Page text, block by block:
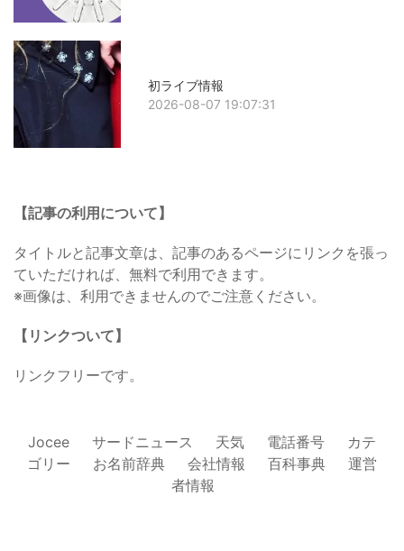
初ライブ情報
2026-08-07 19:07:31
【記事の利用について】
タイトルと記事文章は、記事のあるページにリンクを張っ
ていただければ、無料で利用できます。
※画像は、利用できませんのでご注意ください。
【リンクついて】
リンクフリーです。
Jocee サードニュース 天気 電話番号
カテ
ゴリー
お名前辞典 会社情報 百科事典
運営
者情報